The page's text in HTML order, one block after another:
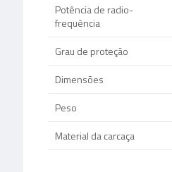
Potência de radio-
frequência
Grau de proteção
Dimensões
Peso
Material da carcaça